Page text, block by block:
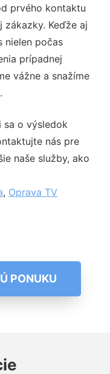
prvého kontaktu
zákazky. Keďže aj
nielen počas
prípadnej
vážne a snažíme
sa o výsledok
nás pre
naše služby, ako
, Oprava TV
PONUKU